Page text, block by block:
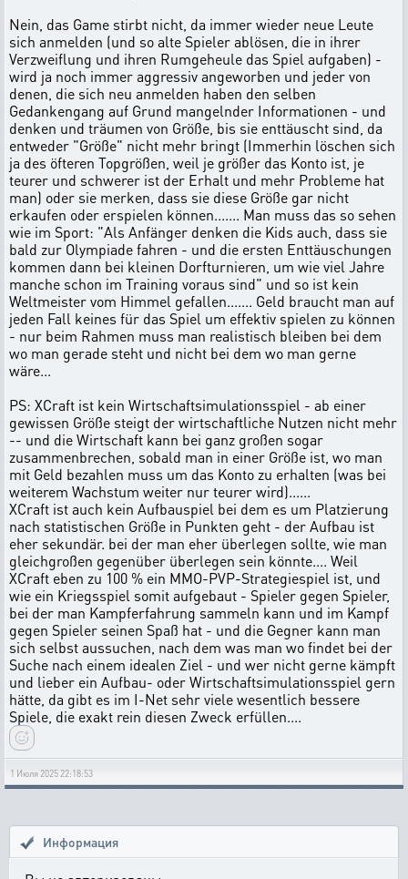
Nein, das Game stirbt nicht, da immer wieder neue Leute
sich anmelden (und so alte Spieler ablösen, die in ihrer
Verzweiflung und ihren Rumgeheule das Spiel aufgaben) -
wird ja noch immer aggressiv angeworben und jeder von
denen, die sich neu anmelden haben den selben
Gedankengang auf Grund mangelnder Informationen - und
denken und träumen von Größe, bis sie enttäuscht sind, da
entweder "Größe" nicht mehr bringt (Immerhin löschen sich
ja des öfteren Topgrößen, weil je größer das Konto ist, je
teurer und schwerer ist der Erhalt und mehr Probleme hat
man) oder sie merken, dass sie diese Größe gar nicht
erkaufen oder erspielen können....... Man muss das so sehen
wie im Sport: "Als Anfänger denken die Kids auch, dass sie
bald zur Olympiade fahren - und die ersten Enttäuschungen
kommen dann bei kleinen Dorfturnieren, um wie viel Jahre
manche schon im Training voraus sind" und so ist kein
Weltmeister vom Himmel gefallen....... Geld braucht man auf
jeden Fall keines für das Spiel um effektiv spielen zu können
- nur beim Rahmen muss man realistisch bleiben bei dem
wo man gerade steht und nicht bei dem wo man gerne
wäre...
PS: XCraft ist kein Wirtschaftsimulationsspiel - ab einer
gewissen Größe steigt der wirtschaftliche Nutzen nicht mehr
-- und die Wirtschaft kann bei ganz großen sogar
zusammenbrechen, sobald man in einer Größe ist, wo man
mit Geld bezahlen muss um das Konto zu erhalten (was bei
weiterem Wachstum weiter nur teurer wird)......
XCraft ist auch kein Aufbauspiel bei dem es um Platzierung
nach statistischen Größe in Punkten geht - der Aufbau ist
eher sekundär. bei der man eher überlegen sollte, wie man
gleichgroßen gegenüber überlegen sein könnte.... Weil
XCraft eben zu 100 % ein MMO-PVP-Strategiespiel ist, und
wie ein Kriegsspiel somit aufgebaut - Spieler gegen Spieler,
bei der man Kampferfahrung sammeln kann und im Kampf
gegen Spieler seinen Spaß hat - und die Gegner kann man
sich selbst aussuchen, nach dem was man wo findet bei der
Suche nach einem idealen Ziel - und wer nicht gerne kämpft
und lieber ein Aufbau- oder Wirtschaftsimulationsspiel gern
hätte, da gibt es im I-Net sehr viele wesentlich bessere
Spiele, die exakt rein diesen Zweck erfüllen....
1 Июля 2025 22:18:53
Информация